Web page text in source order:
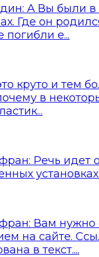
А Вы были в
Где он
погибли е...
круто и тем
в
Речь идет о
Вам нужно
на сайте.
в текст....